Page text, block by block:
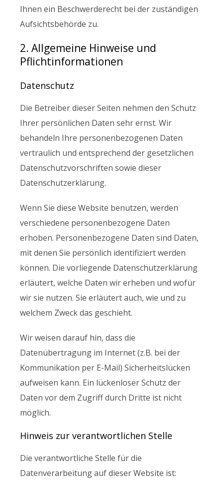
Ihnen ein Beschwerderecht bei der zuständigen
Aufsichtsbehörde zu.
2. Allgemeine Hinweise und
Pflichtinformationen
Datenschutz
Die Betreiber dieser Seiten nehmen den Schutz
Ihrer persönlichen Daten sehr ernst. Wir
behandeln Ihre personenbezogenen Daten
vertraulich und entsprechend der gesetzlichen
Datenschutzvorschriften sowie dieser
Datenschutzerklärung.
Wenn Sie diese Website benutzen, werden
verschiedene personenbezogene Daten
erhoben. Personenbezogene Daten sind Daten,
mit denen Sie persönlich identifiziert werden
können. Die vorliegende Datenschutzerklärung
erläutert, welche Daten wir erheben und wofür
wir sie nutzen. Sie erläutert auch, wie und zu
welchem Zweck das geschieht.
Wir weisen darauf hin, dass die
Datenübertragung im Internet (z.B. bei der
Kommunikation per E-Mail) Sicherheitslücken
aufweisen kann. Ein lückenloser Schutz der
Daten vor dem Zugriff durch Dritte ist nicht
möglich.
Hinweis zur verantwortlichen Stelle
Die verantwortliche Stelle für die
Datenverarbeitung auf dieser Website ist: